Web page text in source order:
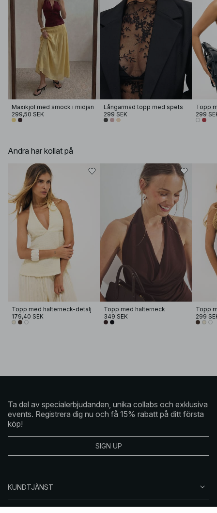
Maxikjol med smock i midjan
299,50 SEK
Långärmad topp med spets
299 SEK
Topp
299
Andra har kollat på
Topp med halterneck-detalj
179,40 SEK
Topp med halterneck
349 SEK
Topp
299
Ta del av specialerbjudanden, unika collabs och exklusiva
events. Registrera dig nu och få 15% rabatt på ditt första
köp!
SIGN UP
KUNDTJÄNST